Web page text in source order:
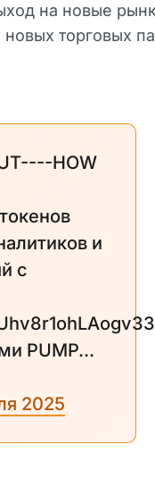
на новые
торговых
HOW
и
с
PUMP...
2025